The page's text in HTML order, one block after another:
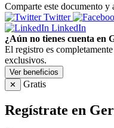
Comparte este documento y
Twitter
LinkedIn
¿Aún no tienes cuenta en
El registro es completamente
exclusivos.
Ver beneficios
✕
Gratis
Regístrate en